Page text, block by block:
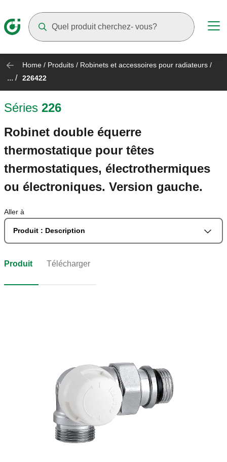
Home / Produits / Robinets et accessoires pour radiateurs /
... / 226422
Séries 226
Robinet double équerre
thermostatique pour têtes
thermostatiques, électrothermiques
ou électroniques. Version gauche.
Aller à
Produit : Description
Produit Télécharger